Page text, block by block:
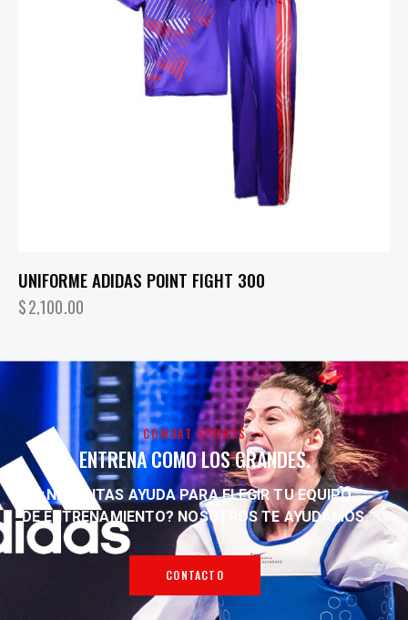
UNIFORME ADIDAS POINT FIGHT 300
$2,100.00
COMBAT SPORTS
ENTRENA COMO LOS GRANDES.
¿NECESITAS AYUDA PARA ELEGIR TU EQUIPO
DE ENTRENAMIENTO? NOSOTROS TE AYUDAMOS.
CONTACTO